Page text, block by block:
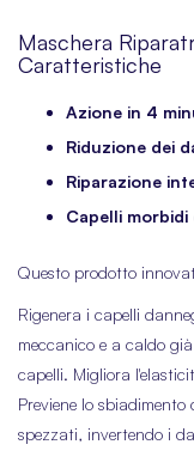
Maschera
Caratteristiche
Azione in 4
Riduzione dei
Riparazione
Capelli
Questo prodotto
Rigenera i capelli
meccanico e a caldo
capelli. Migliora
Previene lo
spezzati, invertendo i